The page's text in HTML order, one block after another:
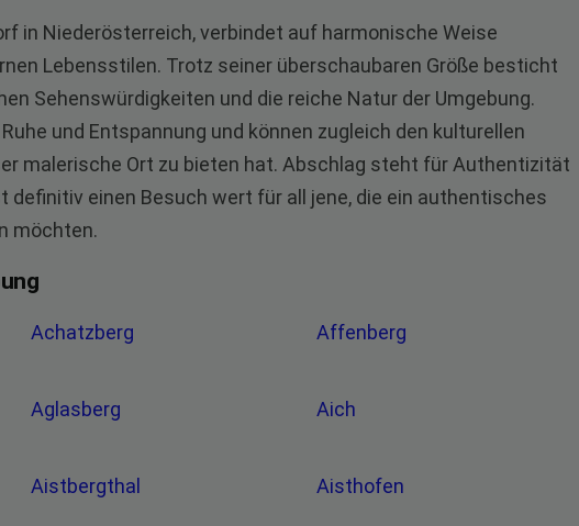
in Niederösterreich, verbindet auf harmonische Weise
Lebensstilen. Trotz seiner überschaubaren Größe besticht
Sehenswürdigkeiten und die reiche Natur der Umgebung.
und Entspannung und können zugleich den kulturellen
malerische Ort zu bieten hat. Abschlag steht für Authentizität
einen Besuch wert für all jene, die ein authentisches
möchten.
Achatzberg Affenberg
Aglasberg Aich
Aistbergthal Aisthofen